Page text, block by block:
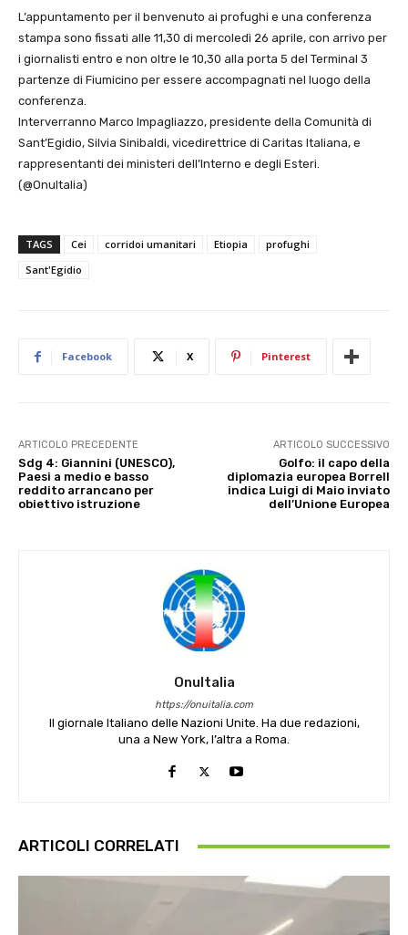
L’appuntamento per il benvenuto ai profughi e una conferenza
stampa sono fissati alle 11,30 di mercoledì 26 aprile, con arrivo per
i giornalisti entro e non oltre le 10,30 alla porta 5 del Terminal 3
partenze di Fiumicino per essere accompagnati nel luogo della
conferenza.
Interverranno Marco Impagliazzo, presidente della Comunità di
Sant’Egidio, Silvia Sinibaldi, vicedirettrice di Caritas Italiana, e
rappresentanti dei ministeri dell’Interno e degli Esteri.
(@OnuItalia)
TAGS Cei corridoi umanitari Etiopia
profughi
Sant'Egidio
Facebook X Pinterest
ARTICOLO PRECEDENTE
Sdg 4: Giannini (UNESCO),
Paesi a medio e basso
reddito arrancano per
obiettivo istruzione
ARTICOLO SUCCESSIVO
Golfo: il capo della
diplomazia europea Borrell
indica Luigi di Maio inviato
dell’Unione Europea
OnuItalia
https://onuitalia.com
Il giornale Italiano delle Nazioni Unite. Ha due redazioni,
una a New York, l’altra a Roma.
ARTICOLI CORRELATI